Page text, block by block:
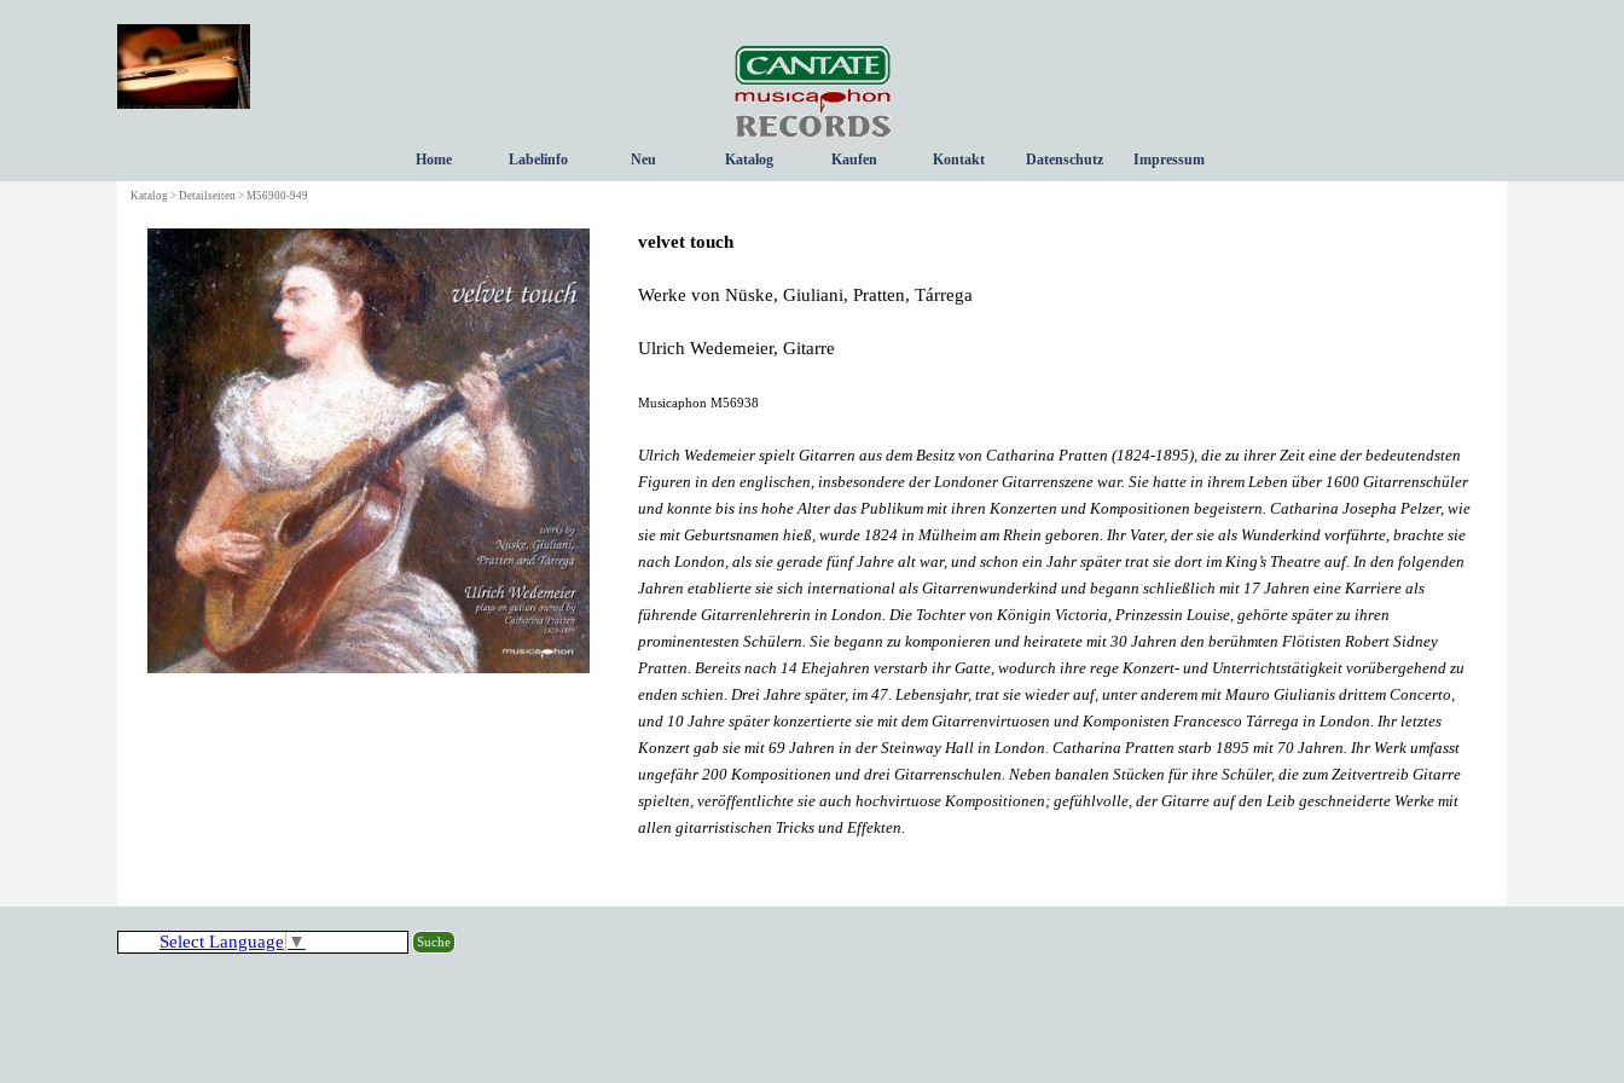
Menü überspringen
Home Labelinfo Neu Katalog ▼
Kaufen Kontakt Datenschutz Impressum
Katalog > Detailseiten > M56900-949
velvet touch
Werke von Nüske, Giuliani, Pratten, Tárrega
Ulrich Wedemeier, Gitarre
Musicaphon M56938
Ulrich Wedemeier spielt Gitarren aus dem Besitz von Catharina Pratten (1824-1895), die zu ihrer Zeit eine der bedeutendsten
Figuren in den englischen, insbesondere der Londoner Gitarrenszene war. Sie hatte in ihrem Leben über 1600 Gitarrenschüler
und konnte bis ins hohe Alter das Publikum mit ihren Konzerten und Kompositionen begeistern. Catharina Josepha Pelzer, wie
sie mit Geburtsnamen hieß, wurde 1824 in Mülheim am Rhein geboren. Ihr Vater, der sie als Wunderkind vorführte, brachte sie
nach London, als sie gerade fünf Jahre alt war, und schon ein Jahr später trat sie dort im King’s Theatre auf. In den folgenden
Jahren etablierte sie sich international als Gitarrenwunderkind und begann schließlich mit 17 Jahren eine Karriere als
führende Gitarrenlehrerin in London. Die Tochter von Königin Victoria, Prinzessin Louise, gehörte später zu ihren
prominentesten Schülern. Sie begann zu komponieren und heiratete mit 30 Jahren den berühmten Flötisten Robert Sidney
Pratten. Bereits nach 14 Ehejahren verstarb ihr Gatte, wodurch ihre rege Konzert- und Unterrichtstätigkeit vorübergehend zu
enden schien. Drei Jahre später, im 47. Lebensjahr, trat sie wieder auf, unter anderem mit Mauro Giulianis drittem Concerto,
und 10 Jahre später konzertierte sie mit dem Gitarrenvirtuosen und Komponisten Francesco Tárrega in London. Ihr letztes
Konzert gab sie mit 69 Jahren in der Steinway Hall in London. Catharina Pratten starb 1895 mit 70 Jahren. Ihr Werk umfasst
ungefähr 200 Kompositionen und drei Gitarrenschulen. Neben banalen Stücken für ihre Schüler, die zum Zeitvertreib Gitarre
spielten, veröffentlichte sie auch hochvirtuose Kompositionen; gefühlvolle, der Gitarre auf den Leib geschneiderte Werke mit
allen gitarristischen Tricks und Effekten.
Select Language ▼ Suche